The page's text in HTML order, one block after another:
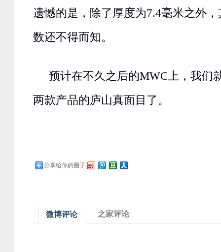
遗憾的是，除了厚度为7.4毫米之外
数还不得而知。
预计在不久之后的MWC上，我们
两款产品的庐山真面目了。
分享给你的圈子
微博评论 之家评论